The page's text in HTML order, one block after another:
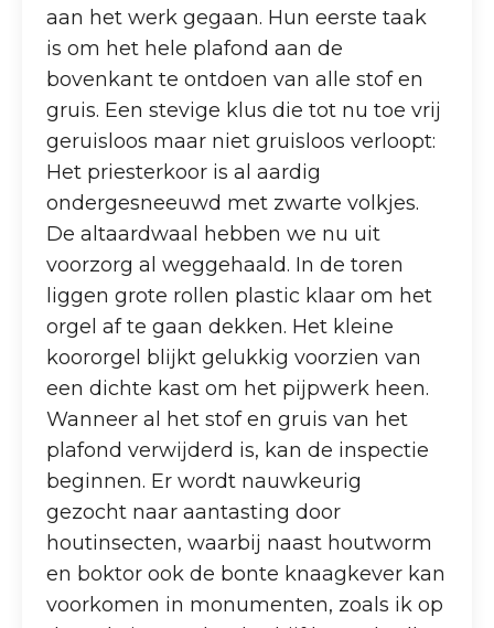
aan het werk gegaan. Hun eerste taak
is om het hele plafond aan de
bovenkant te ontdoen van alle stof en
gruis. Een stevige klus die tot nu toe vrij
geruisloos maar niet gruisloos verloopt:
Het priesterkoor is al aardig
ondergesneeuwd met zwarte volkjes.
De altaardwaal hebben we nu uit
voorzorg al weggehaald. In de toren
liggen grote rollen plastic klaar om het
orgel af te gaan dekken. Het kleine
koororgel blijkt gelukkig voorzien van
een dichte kast om het pijpwerk heen.
Wanneer al het stof en gruis van het
plafond verwijderd is, kan de inspectie
beginnen. Er wordt nauwkeurig
gezocht naar aantasting door
houtinsecten, waarbij naast houtworm
en boktor ook de bonte knaagkever kan
voorkomen in monumenten, zoals ik op